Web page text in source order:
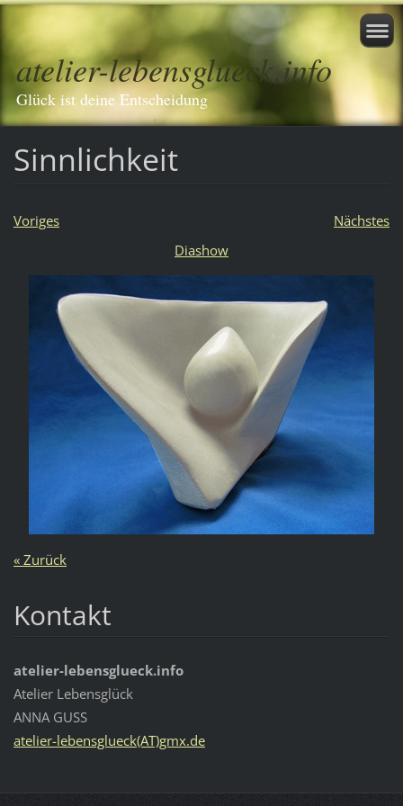
atelier-lebensglueck.info
Glück ist deine Entscheidung
Sinnlichkeit
Voriges
Nächstes
Diashow
« Zurück
Kontakt
atelier-lebensglueck.info
Atelier Lebensglück
ANNA GUSS
atelier-lebensglueck(AT)gmx.de